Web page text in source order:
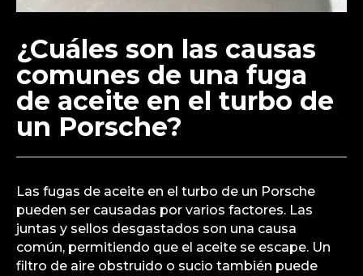
¿Cuáles son las causas
comunes de una fuga
de aceite en el turbo de
un Porsche?
Las fugas de aceite en el turbo de un Porsche
pueden ser causadas por varios factores. Las
juntas y sellos desgastados son una causa
común, permitiendo que el aceite se escape. Un
filtro de aire obstruido o sucio también puede